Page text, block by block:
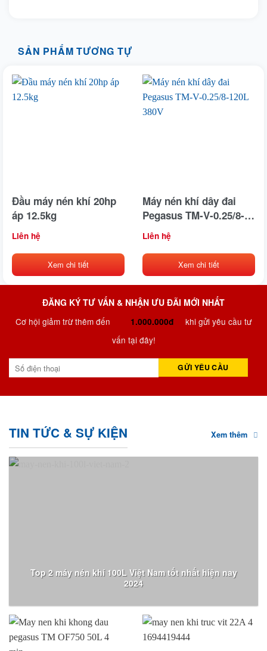
SẢN PHẨM TƯƠNG TỰ
Đầu máy nén khí 20hp
áp 12.5kg
Liên hệ
Xem chi tiết
Máy nén khí dây đai
Pegasus TM-V-0.25/8-
120L 380V
Liên hệ
Xem chi tiết
ĐĂNG KÝ TƯ VẤN & NHẬN ƯU ĐÃI MỚI NHẤT
Cơ hội giảm trừ thêm đến
1.000.000đ
khi gửi yêu cầu tư
vấn tại đây!
TIN TỨC & SỰ KIỆN Xem thêm
Top 2 máy nén khí 100L Việt Nam tốt nhất hiện nay
2024